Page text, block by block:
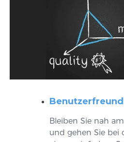
Bleiben Sie nah
und gehen Sie bei